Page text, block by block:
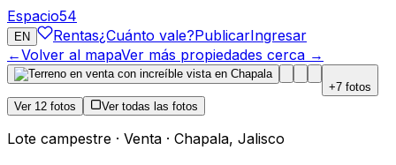
Espacio54
EN Rentas¿Cuánto vale?PublicarIngresar
←Volver al mapaVer más propiedades cerca →
+7 fotos
Ver 12 fotos Ver todas las fotos
Lote campestre · Venta · Chapala, Jalisco